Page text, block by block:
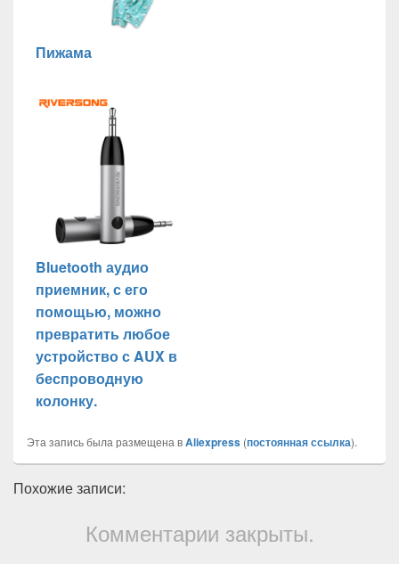
Пижама
Bluetooth аудио
приемник, с его
помощью, можно
превратить любое
устройство с AUX в
беспроводную
колонку.
Эта запись была размещена вAliexpress (постоянная ссылка).
Похожие записи:
Комментарии закрыты.